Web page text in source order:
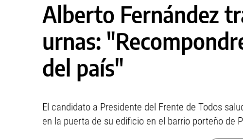
Alberto Fernández
urnas:
del país"
El candidato a Presidente del Frente de Todos
en la puerta de su edificio en el barrio porteño de